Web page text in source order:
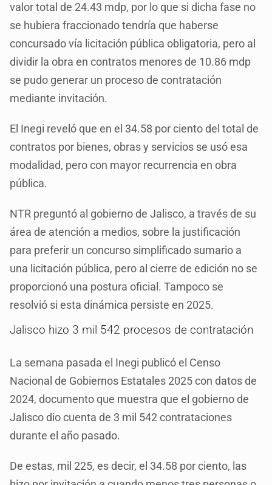
valor total de 24.43 mdp, por lo que si dicha fase no
se hubiera fraccionado tendría que haberse
concursado vía licitación pública obligatoria, pero al
dividir la obra en contratos menores de 10.86 mdp
se pudo generar un proceso de contratación
mediante invitación.
El Inegi reveló que en el 34.58 por ciento del total de
contratos por bienes, obras y servicios se usó esa
modalidad, pero con mayor recurrencia en obra
pública.
NTR preguntó al gobierno de Jalisco, a través de su
área de atención a medios, sobre la justificación
para preferir un concurso simplificado sumario a
una licitación pública, pero al cierre de edición no se
proporcionó una postura oficial. Tampoco se
resolvió si esta dinámica persiste en 2025.
Jalisco hizo 3 mil 542 procesos de contratación
La semana pasada el Inegi publicó el Censo
Nacional de Gobiernos Estatales 2025 con datos de
2024, documento que muestra que el gobierno de
Jalisco dio cuenta de 3 mil 542 contrataciones
durante el año pasado.
De estas, mil 225, es decir, el 34.58 por ciento, las